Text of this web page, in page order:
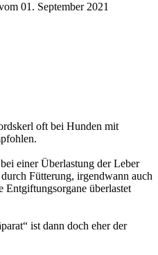
01. September 2021
oft bei Hunden mit
einer Überlastung der Leber
Fütterung, irgendwann auch
Entgiftungsorgane überlastet
ist dann doch eher der